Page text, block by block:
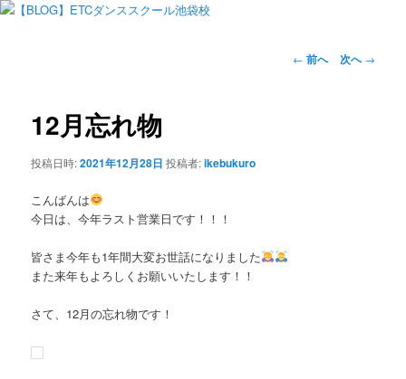
投
← 前へ 次へ→
12月忘れ物
投稿日時:2021年12月28日 投稿者:ikebukuro
こんばんは
今日は、今年ラスト営業日です！！！
皆さま今年も1年間大変お世話になりました
また来年もよろしくお願いいたします！！
さて、12月の忘れ物です！